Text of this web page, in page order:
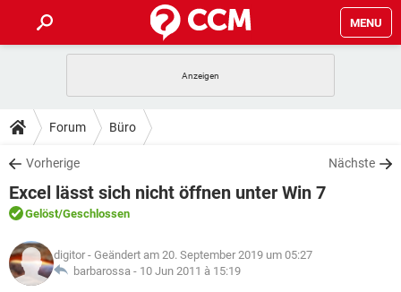
MENU
ANDROID
WINDOWS 10
WHATSAPP TIKTOK
FACEBOOK
TIPPS & TRICKS
SPIELE
WINDOWS 10
WHATSAPP
FACEBOOK HARDWARE
DOWNLOADS
SPIELE STREAMING
ANDROID
WINDOWS 10 INSTAGRAM
WHATSAPP
FORUM
SPIELE
ANDROID IOS
LEXIKON
SPIELE
Forum Büro
Vorherige Nächste
Excel lässt sich nicht öffnen unter Win 7
Gelöst/Geschlossen
digitor - Geändert am 20. September 2019 um 05:27
barbarossa - 10 Jun 2011 à 15:19